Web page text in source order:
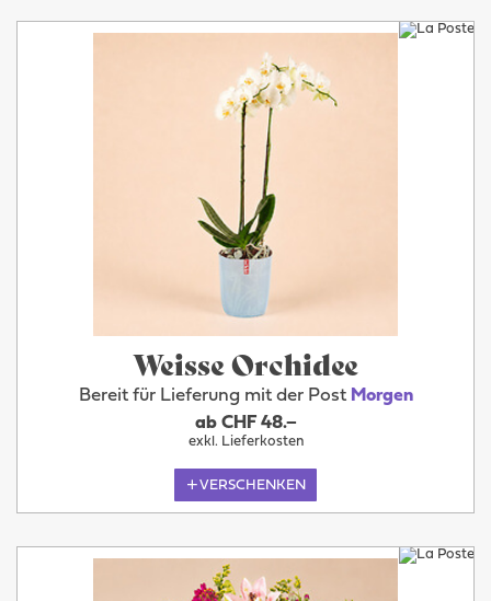
Weisse Orchidee
Bereit für Lieferung mit der Post Morgen
ab CHF 48.–
exkl. Lieferkosten
VERSCHENKEN